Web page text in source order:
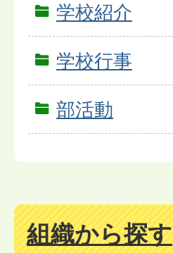
学校紹介
学校行事
部活動
組織から探す